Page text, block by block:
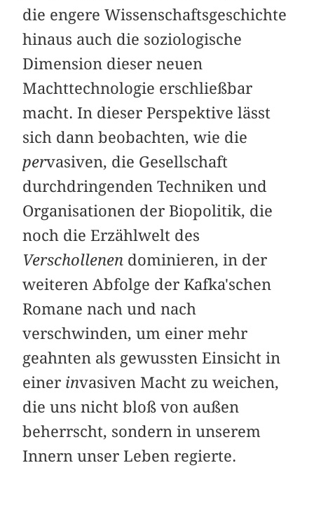
die engere Wissenschaftsgeschichte
hinaus auch die soziologische
Dimension dieser neuen
Machttechnologie erschließbar
macht. In dieser Perspektive lässt
sich dann beobachten, wie die
pervasiven, die Gesellschaft
durchdringenden Techniken und
Organisationen der Biopolitik, die
noch die Erzählwelt des
Verschollenen dominieren, in der
weiteren Abfolge der Kafka'schen
Romane nach und nach
verschwinden, um einer mehr
geahnten als gewussten Einsicht in
einer invasiven Macht zu weichen,
die uns nicht bloß von außen
beherrscht, sondern in unserem
Innern unser Leben regierte.